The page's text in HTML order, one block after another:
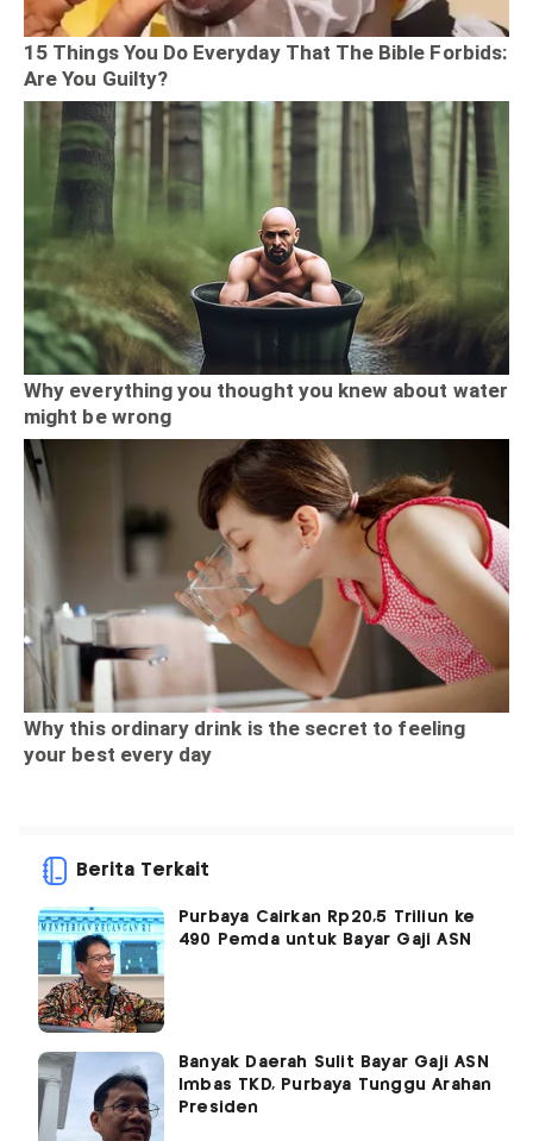
Berita Terkait
Purbaya Cairkan Rp20,5 Triliun ke
490 Pemda untuk Bayar Gaji ASN
Banyak Daerah Sulit Bayar Gaji ASN
Imbas TKD, Purbaya Tunggu Arahan
Presiden